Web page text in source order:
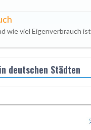
wie viel Eigenverbrauch ist
deutschen Städten